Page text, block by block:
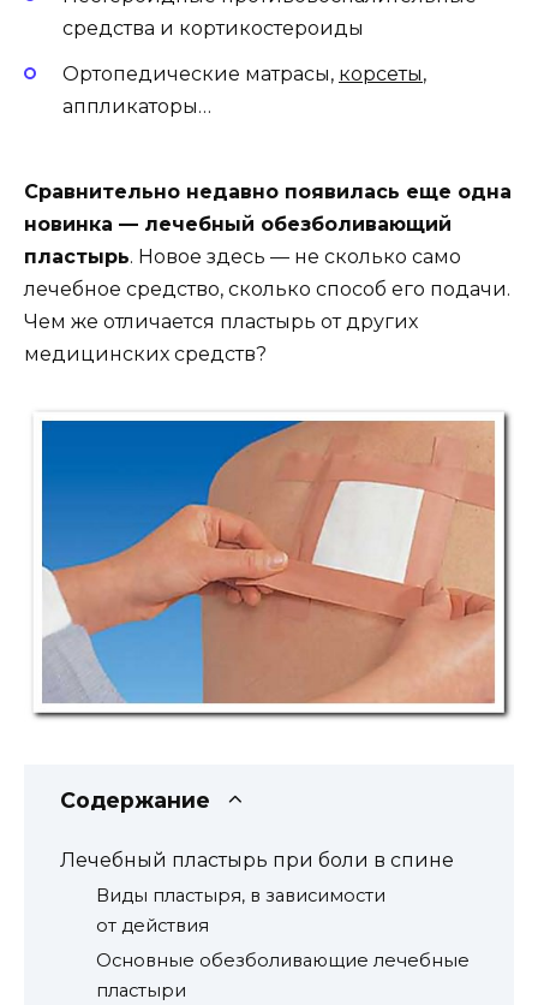
средства и кортикостероиды
Ортопедические матрасы, корсеты,
аппликаторы…
Сравнительно недавно появилась еще одна
новинка — лечебный обезболивающий
пластырь. Новое здесь — не сколько само
лечебное средство, сколько способ его подачи.
Чем же отличается пластырь от других
медицинских средств?
Содержание
Лечебный пластырь при боли в спине
Виды пластыря, в зависимости
от действия
Основные обезболивающие лечебные
пластыри